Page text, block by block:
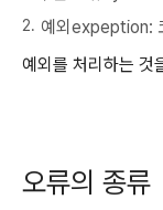
예외expeption:
예외를 처리하는 것
오류의 종류